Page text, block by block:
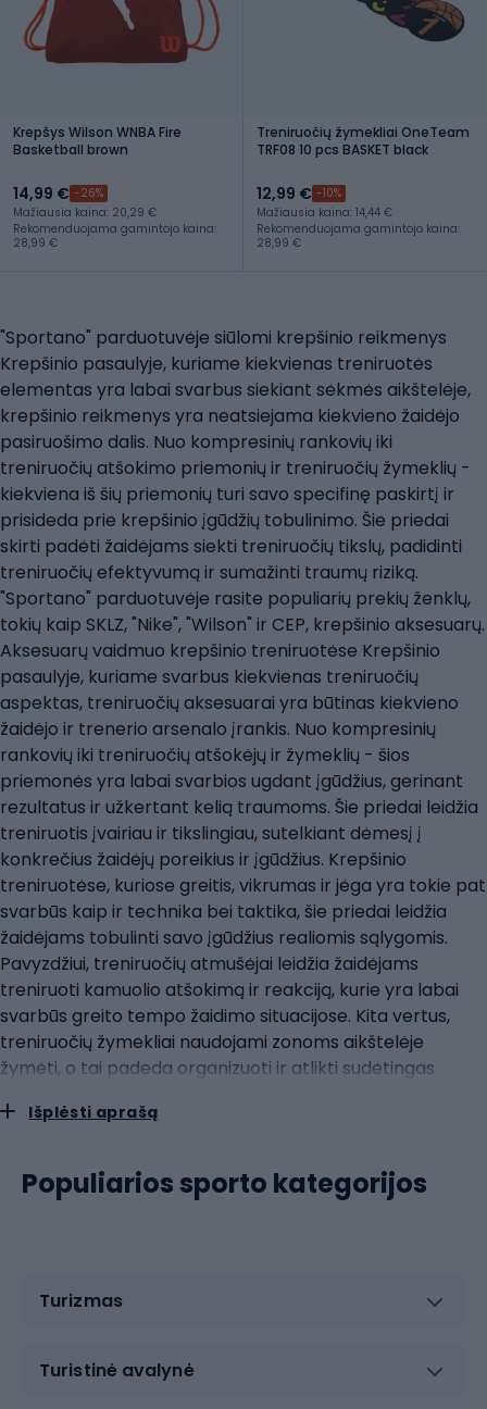
Krepšys Wilson WNBA Fire
Basketball brown
14,99 € -26%
Mažiausia kaina: 20,29 €
Rekomenduojama gamintojo kaina:
28,99 €
Treniruočių žymekliai OneTeam
TRF08 10 pcs BASKET black
12,99 € -10%
Mažiausia kaina: 14,44 €
Rekomenduojama gamintojo kaina:
28,99 €
"Sportano" parduotuvėje siūlomi krepšinio reikmenys
Krepšinio pasaulyje, kuriame kiekvienas treniruotės
elementas yra labai svarbus siekiant sėkmės aikštelėje,
krepšinio reikmenys yra neatsiejama kiekvieno žaidėjo
pasiruošimo dalis. Nuo kompresinių rankovių iki
treniruočių atšokimo priemonių ir treniruočių žymeklių -
kiekviena iš šių priemonių turi savo specifinę paskirtį ir
prisideda prie krepšinio įgūdžių tobulinimo. Šie priedai
skirti padėti žaidėjams siekti treniruočių tikslų, padidinti
treniruočių efektyvumą ir sumažinti traumų riziką.
"Sportano" parduotuvėje rasite populiarių prekių ženklų,
tokių kaip SKLZ, "Nike", "Wilson" ir CEP, krepšinio aksesuarų.
Aksesuarų vaidmuo krepšinio treniruotėse Krepšinio
pasaulyje, kuriame svarbus kiekvienas treniruočių
aspektas, treniruočių aksesuarai yra būtinas kiekvieno
žaidėjo ir trenerio arsenalo įrankis. Nuo kompresinių
rankovių iki treniruočių atšokėjų ir žymeklių - šios
priemonės yra labai svarbios ugdant įgūdžius, gerinant
rezultatus ir užkertant kelią traumoms. Šie priedai leidžia
treniruotis įvairiau ir tikslingiau, sutelkiant dėmesį į
konkrečius žaidėjų poreikius ir įgūdžius. Krepšinio
treniruotėse, kuriose greitis, vikrumas ir jėga yra tokie pat
svarbūs kaip ir technika bei taktika, šie priedai leidžia
žaidėjams tobulinti savo įgūdžius realiomis sąlygomis.
Pavyzdžiui, treniruočių atmušėjai leidžia žaidėjams
treniruoti kamuolio atšokimą ir reakciją, kurie yra labai
svarbūs greito tempo žaidimo situacijose. Kita vertus,
treniruočių žymekliai naudojami zonoms aikštelėje
žymėti, o tai padeda organizuoti ir atlikti sudėtingas
palaikymas ir rezultatų gerinimas Kompresines rankoves
paskirtis - palaikyti rankų raumenis, o tai ypač svarbu
sporto šakoje, kurioje rankos nuolat naudojamos metant,
sumažinti traumų riziką. Kompresinės rankovės taip pat
raumenų temperatūrą išvengiama mėšlungio ir traumų,
Išplėsti aprašą
Populiarios sporto kategorijos
Turizmas
Turistinė avalynė